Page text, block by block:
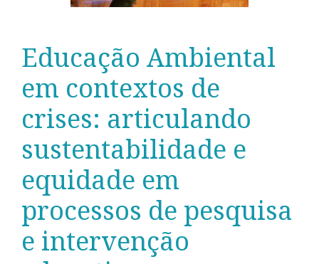
Educação Ambiental
em contextos de
crises: articulando
sustentabilidade e
equidade em
processos de pesquisa
e intervenção